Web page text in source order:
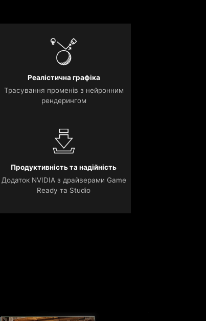
Реалістична графіка
Трасування променів з нейронним
рендерингом
Продуктивність та надійність
Додаток NVIDIA з драйверами Game
Ready та Studio